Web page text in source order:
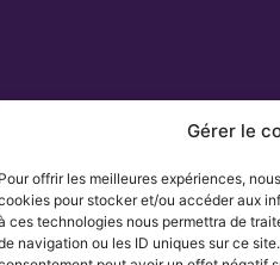
Gérer le
Pour offrir les meilleures expériences,
pour stocker et/ou accéder aux
ces technologies nous permettra de
navigation ou les ID uniques sur ce